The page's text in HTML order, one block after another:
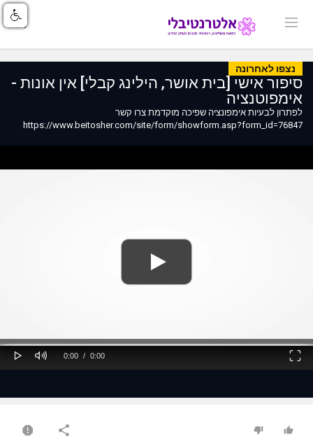
נצפו לאחרונה
סיפור אישי [בית אושר, הילינג קבלי] אין אונות -
אימפוטנציה
לפתרון לבעיות אימפונציה שפיכה מוקדמת צרו קשר
https://www.beitosher.com/site/form/showform.asp?form_id=76847
Play Mute
Current
0:00 /
Duration
0:00
Fullscreen